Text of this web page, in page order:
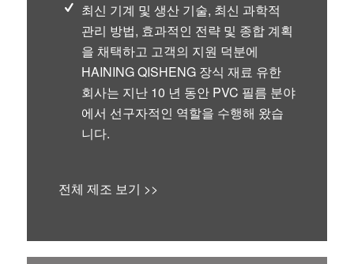
최신 기계 및 생산 기술, 최신 과학적
관리 방법, 효과적인 전략 및 종합 계획
을 채택하고 고객의 지원 덕분에
HAINING QISHENG 장식 재료 유한
회사는 지난 10 년 동안 PVC 필름 분야
에서 선구자적인 역할을 수행해 왔습
니다.
전체 제조 보기 >>